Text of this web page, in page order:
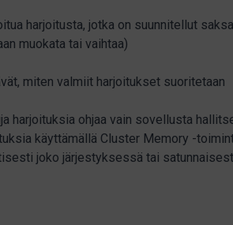
harjoitusta, jotka on suunnitellut
muokata tai vaihtaa)
miten valmiit harjoitukset suoritetaan
harjoituksia ohjaa vain sovellusta
käyttämällä Cluster Memory -
joko järjestyksessä tai